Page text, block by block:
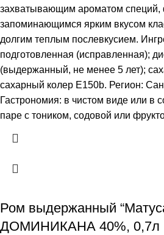
захватывающим ароматом специй,
запоминающимся ярким вкусом
долгим теплым послевкусием.
подготовленная (исправленная);
(выдержанный, не менее 5 лет);
сахарный колер Е150b. Регион:
Гастрономия: в чистом виде или в
паре с тоником, содовой или
Ром выдержанный
ДОМИНИКАНА 40%, 0,7л